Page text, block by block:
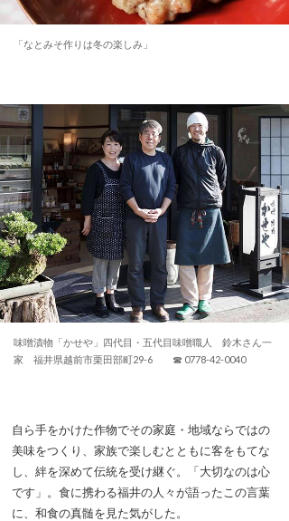
「なとみそ作りは冬の楽しみ」
味噌漬物「かせや」四代目・五代目味噌職人 鈴木さん一
家 福井県越前市栗田部町29-6 ☎ 0778-42-0040
自ら手をかけた作物でその家庭・地域ならではの
美味をつくり、家族で楽しむとともに客をもてな
し、絆を深めて伝統を受け継ぐ。「大切なのは心
です」。食に携わる福井の人々が語ったこの言葉
に、和食の真髄を見た気がした。